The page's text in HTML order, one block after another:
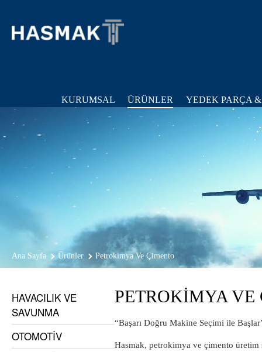
KURUMSAL ÜRÜNLER YEDEK PARÇA &
Ana Sayfa Ürünler Petrokimya Ve Çimento
PETROKİMYA VE
“Başarı Doğru Makine Seçimi ile
Hasmak, petrokimya ve çimento üretim
HAVACILIK VE
SAVUNMA
OTOMOTİV